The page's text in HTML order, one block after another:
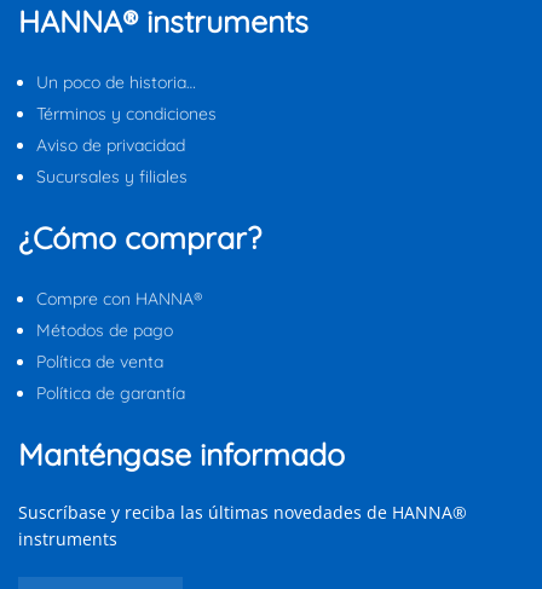
HANNA® instruments
Un poco de historia…
Términos y condiciones
Aviso de privacidad
Sucursales y filiales
¿Cómo comprar?
Compre con HANNA®
Métodos de pago
Política de venta
Política de garantía
Manténgase informado
Suscríbase y reciba las últimas novedades de HANNA®
instruments